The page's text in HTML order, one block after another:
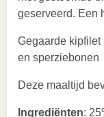
geserveerd. Een
Gegaarde kipfilet
en sperziebonen
Deze maaltijd
Ingrediënten: